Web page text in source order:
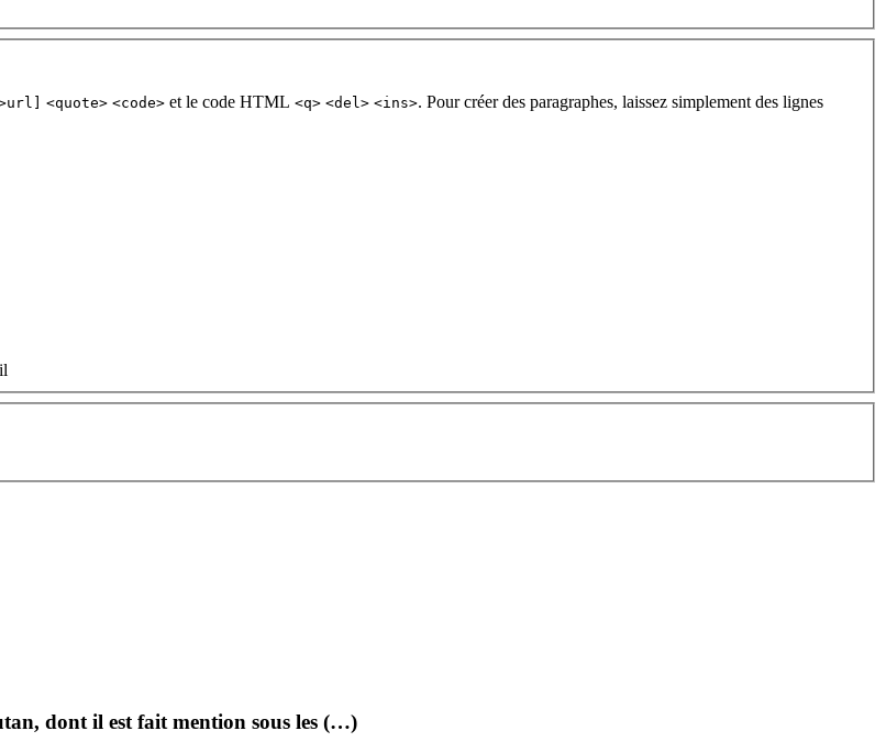
<quote> <code> et le code HTML <q> <del> <ins>. Pour créer des paragraphes, laissez simplement des lignes
dont il est fait mention sous les (…)